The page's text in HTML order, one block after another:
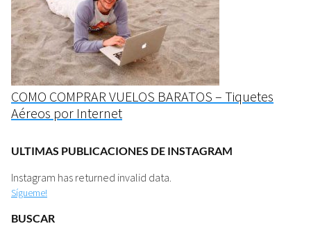
COMO COMPRAR VUELOS BARATOS – Tiquetes
Aéreos por Internet
ULTIMAS PUBLICACIONES DE INSTAGRAM
Instagram has returned invalid data.
Sígueme!
BUSCAR